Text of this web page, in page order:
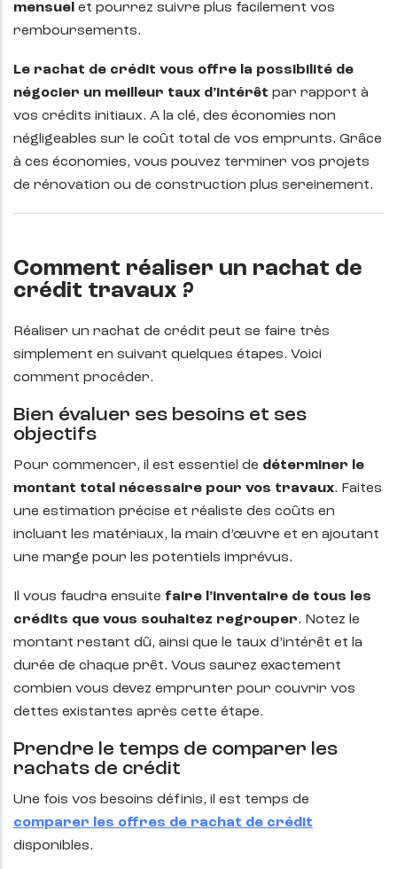
mensuel et pourrez suivre plus facilement vos
remboursements.
Le rachat de crédit vous offre la possibilité de
négocier un meilleur taux d’intérêt par rapport à
vos crédits initiaux. A la clé, des économies non
négligeables sur le coût total de vos emprunts. Grâce
à ces économies, vous pouvez terminer vos projets
de rénovation ou de construction plus sereinement.
Comment réaliser un rachat de
crédit travaux ?
Réaliser un rachat de crédit peut se faire très
simplement en suivant quelques étapes. Voici
comment procéder.
Bien évaluer ses besoins et ses
objectifs
Pour commencer, il est essentiel de déterminer le
montant total nécessaire pour vos travaux. Faites
une estimation précise et réaliste des coûts en
incluant les matériaux, la main d’œuvre et en ajoutant
une marge pour les potentiels imprévus.
Il vous faudra ensuite faire l’inventaire de tous les
crédits que vous souhaitez regrouper. Notez le
montant restant dû, ainsi que le taux d’intérêt et la
durée de chaque prêt. Vous saurez exactement
combien vous devez emprunter pour couvrir vos
dettes existantes après cette étape.
Prendre le temps de comparer les
rachats de crédit
Une fois vos besoins définis, il est temps de
comparer les offres de rachat de crédit
disponibles.